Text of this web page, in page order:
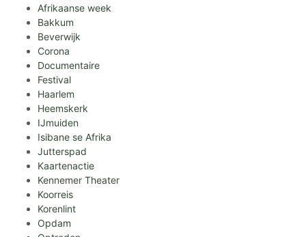
Afrikaanse week
Bakkum
Beverwijk
Corona
Documentaire
Festival
Haarlem
Heemskerk
IJmuiden
Isibane se Afrika
Jutterspad
Kaartenactie
Kennemer Theater
Koorreis
Korenlint
Opdam